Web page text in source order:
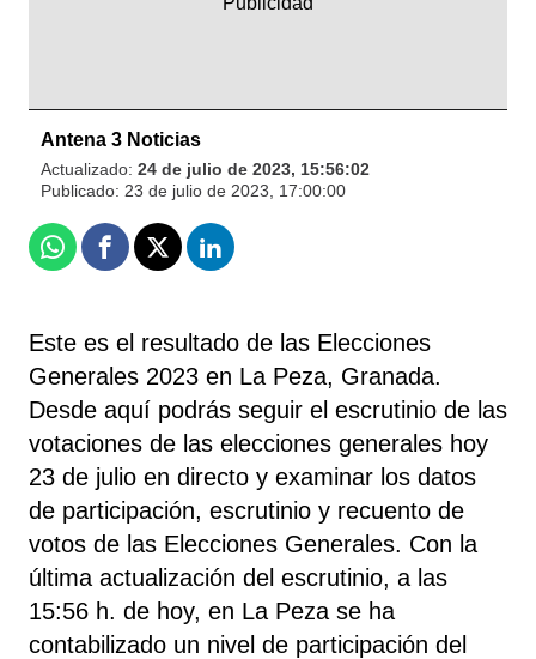
Antena 3 Noticias
Actualizado: 24 de julio de 2023, 15:56:02
Publicado: 23 de julio de 2023, 17:00:00
WhatsappFacebook
X Linkedin
Este es el resultado de las Elecciones
Generales 2023 en La Peza, Granada.
Desde aquí podrás seguir el escrutinio de las
votaciones de las elecciones generales hoy
23 de julio en directo y examinar los datos
de participación, escrutinio y recuento de
votos de las Elecciones Generales. Con la
última actualización del escrutinio, a las
15:56 h. de hoy, en La Peza se ha
contabilizado un nivel de participación del